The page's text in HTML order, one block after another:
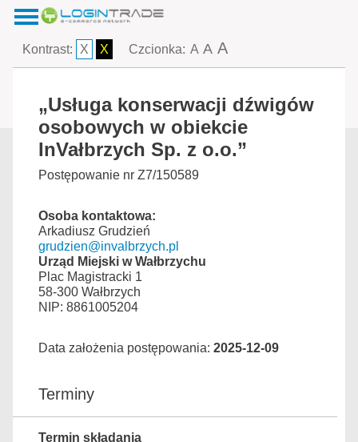
Kontrast: X X Czcionka: A A A
„Usługa konserwacji dźwigów
osobowych w obiekcie
InVałbrzych Sp. z o.o.”
Postępowanie nr Z7/150589
Osoba kontaktowa:
Arkadiusz Grudzień
grudzien@invalbrzych.pl
Urząd Miejski w Wałbrzychu
Plac Magistracki 1
58-300 Wałbrzych
NIP: 8861005204
Data założenia postępowania: 2025-12-09
Terminy
Termin składania